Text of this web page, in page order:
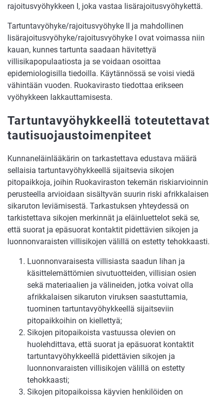
rajoitusvyöhykkeen I, joka vastaa lisärajoitusvyöhykettä.
Tartuntavyöhyke/rajoitusvyöhyke II ja mahdollinen
lisärajoitusvyöhyke/rajoitusvyöhyke I ovat voimassa niin
kauan, kunnes tartunta saadaan hävitettyä
villisikapopulaatiosta ja se voidaan osoittaa
epidemiologisilla tiedoilla. Käytännössä se voisi viedä
vähintään vuoden. Ruokavirasto tiedottaa erikseen
vyöhykkeen lakkauttamisesta.
Tartuntavyöhykkeellä toteutettavat
tautisuojaustoimenpiteet
Kunnaneläinlääkärin on tarkastettava edustava määrä
sellaisia tartuntavyöhykkeellä sijaitsevia sikojen
pitopaikkoja, joihin Ruokaviraston tekemän riskiarvioinnin
perusteella arvioidaan sisältyvän suurin riski afrikkalaisen
sikaruton leviämisestä. Tarkastuksen yhteydessä on
tarkistettava sikojen merkinnät ja eläinluettelot sekä se,
että suorat ja epäsuorat kontaktit pidettävien sikojen ja
luonnonvaraisten villisikojen välillä on estetty tehokkaasti.
Luonnonvaraisesta villisiasta saadun lihan ja
käsittelemättömien sivutuotteiden, villisian osien
sekä materiaalien ja välineiden, jotka voivat olla
afrikkalaisen sikaruton viruksen saastuttamia,
tuominen tartuntavyöhykkeellä sijaitseviin
pitopaikkoihin on kiellettyä;
Sikojen pitopaikoista vastuussa olevien on
huolehdittava, että suorat ja epäsuorat kontaktit
tartuntavyöhykkeellä pidettävien sikojen ja
luonnonvaraisten villisikojen välillä on estetty
tehokkaasti;
Sikojen pitopaikoissa käyvien henkilöiden on